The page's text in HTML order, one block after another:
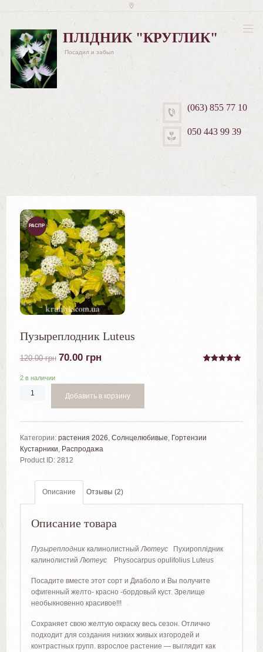
ПЛІДНИК "КРУГЛИК"
Посадил и забыл
(063) 855 77 10
050 443 99 39
РАСПР
ОДАЖ
А!
Пузыреплодник Luteus
120.00грн 70.00 грн
2 в наличии
Добавить в корзину
Категории: растения 2026, Солнцелюбивые, Гортензии
Кустарники, Распродажа
Product ID: 2812
Описание Отзывы (2)
Описание товара
ПузыреплодниккалинолистныйЛютеус Пухироплiдник
калинолистийЛютеус Physocarpus opulifolius Luteus
Посадите вместе этот сорт и Диаболо и Вы получите
офигенный желто- красно -бордовый куст. Зрелище
необыкновенно красивое!!!
Сохраняет свою желтую окраску весь сезон. Отлично
подходит для создания низких живых изгородей и
контрастных групп. взрослое растение — выглядит как